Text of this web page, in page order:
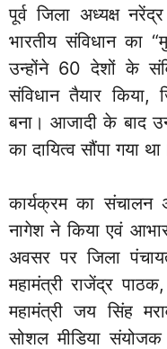
पूर्व जिला अध्यक्ष
भारतीय संविधान का
उन्होंने 60 देशों के
संविधान तैयार
बना। आजादी के बाद
का दायित्व सौंपा गया
कार्यक्रम का संचालन
नागेश ने किया एवं
अवसर पर जिला
महामंत्री राजेंद्र
महामंत्री जय सिंह
सोशल मीडिया